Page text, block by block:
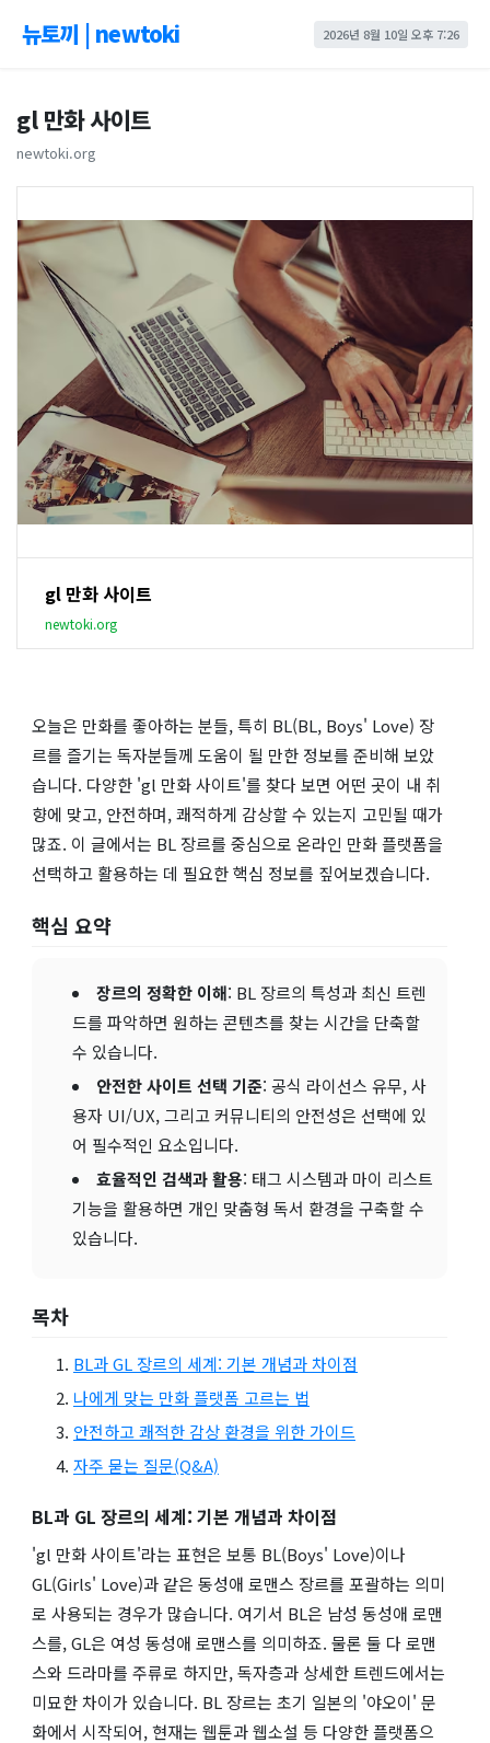
뉴토끼 | newtoki 2026년 8월 10일 오후 7:26
gl 만화 사이트
newtoki.org
gl 만화 사이트
newtoki.org
오늘은 만화를 좋아하는 분들, 특히 BL(BL, Boys' Love) 장
르를 즐기는 독자분들께 도움이 될 만한 정보를 준비해 보았
습니다. 다양한 'gl 만화 사이트'를 찾다 보면 어떤 곳이 내 취
향에 맞고, 안전하며, 쾌적하게 감상할 수 있는지 고민될 때가
많죠. 이 글에서는 BL 장르를 중심으로 온라인 만화 플랫폼을
선택하고 활용하는 데 필요한 핵심 정보를 짚어보겠습니다.
핵심 요약
장르의 정확한 이해: BL 장르의 특성과 최신 트렌
드를 파악하면 원하는 콘텐츠를 찾는 시간을 단축할
수 있습니다.
안전한 사이트 선택 기준: 공식 라이선스 유무, 사
용자 UI/UX, 그리고 커뮤니티의 안전성은 선택에 있
어 필수적인 요소입니다.
효율적인 검색과 활용: 태그 시스템과 마이 리스트
기능을 활용하면 개인 맞춤형 독서 환경을 구축할 수
있습니다.
목차
BL과 GL 장르의 세계: 기본 개념과 차이점
나에게 맞는 만화 플랫폼 고르는 법
안전하고 쾌적한 감상 환경을 위한 가이드
자주 묻는 질문(Q&A)
BL과 GL 장르의 세계: 기본 개념과 차이점
'gl 만화 사이트'라는 표현은 보통 BL(Boys' Love)이나
GL(Girls' Love)과 같은 동성애 로맨스 장르를 포괄하는 의미
로 사용되는 경우가 많습니다. 여기서 BL은 남성 동성애 로맨
스를, GL은 여성 동성애 로맨스를 의미하죠. 물론 둘 다 로맨
스와 드라마를 주류로 하지만, 독자층과 상세한 트렌드에서는
미묘한 차이가 있습니다. BL 장르는 초기 일본의 '야오이' 문
화에서 시작되어, 현재는 웹툰과 웹소설 등 다양한 플랫폼으